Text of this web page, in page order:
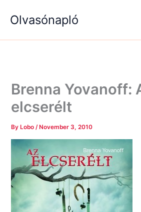
Olvasónapló
Brenna Yovanoff:
elcserélt
By Lobo/ November 3, 2010
e
a
é
g
k
é
g
k